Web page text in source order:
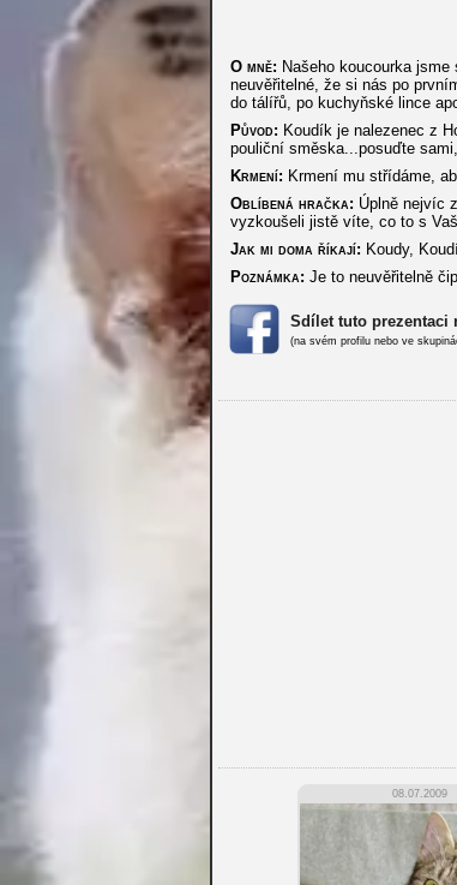
O mně: Našeho koucourka
neuvěřitelné, že si nás po
do tálířů, po kuchyňské lince
Původ: Koudík je nalezenec z
pouliční směska...posuďte
Krmení: Krmení mu střídáme,
Oblíbená hračka: Úplně nejvíc
vyzkoušeli jistě víte, co to s
Jak mi doma říkají: Koudy,
Poznámka: Je to neuvěřitelně
Sdílet tuto prezentaci
(na svém profilu nebo ve
08.07.2009